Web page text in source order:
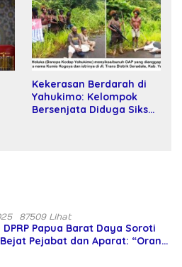
Kekerasan Berdarah di
Yahukimo: Kelompok
Bersenjata Diduga Siksa
87509 Lihat
Papua Barat Daya Soroti
Pejabat dan Aparat: “Orang